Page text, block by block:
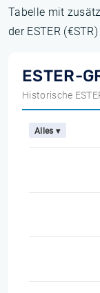
Tabelle mit
der ESTER
ESTER-
Historische
Alles ▾